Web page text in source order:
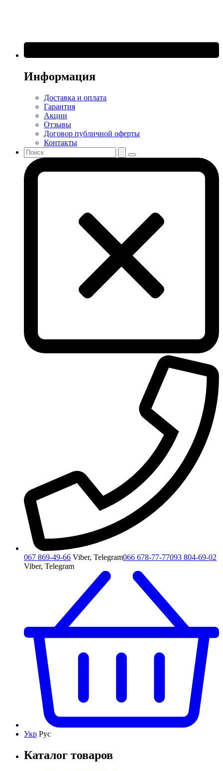
Информация
Доставка и оплата
Гарантия
Акции
Отзывы
Договор публичной оферты
Контакты
067 869-49-66 Viber, Telegram066 678-77-77093 804-69-02
Viber, Telegram
Укр Рус
Каталог товаров